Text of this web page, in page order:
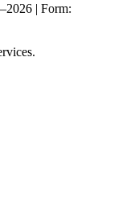
2026 | Form: